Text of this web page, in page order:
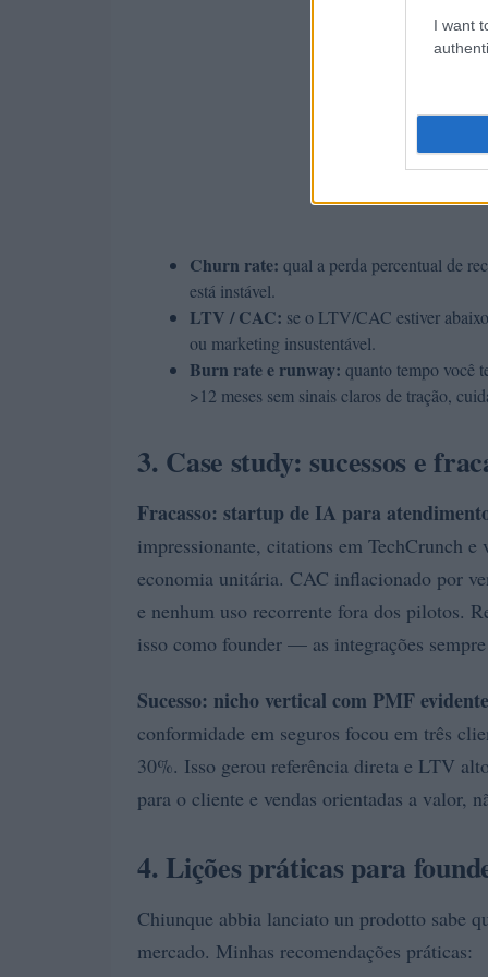
I want
Churn rate: qual a perda percentual de
está instável.
LTV / CAC: se o LTV/CAC estiver
ou marketing insustentável.
Burn rate e runway: quanto tempo você
>12 meses sem sinais claros de tração,
3. Case study: sucessos e
Fracasso: startup de IA para
impressionante, citations em TechCrunch e
economia unitária. CAC inflacionado por
e nenhum uso recorrente fora dos pilotos.
isso como founder — as integrações
Sucesso: nicho vertical com PMF evidente
conformidade em seguros focou em três
30%. Isso gerou referência direta e LTV
para o cliente e vendas orientadas a valor,
4. Lições práticas para
Chiunque abbia lanciato un prodotto sabe
mercado. Minhas recomendações práticas: